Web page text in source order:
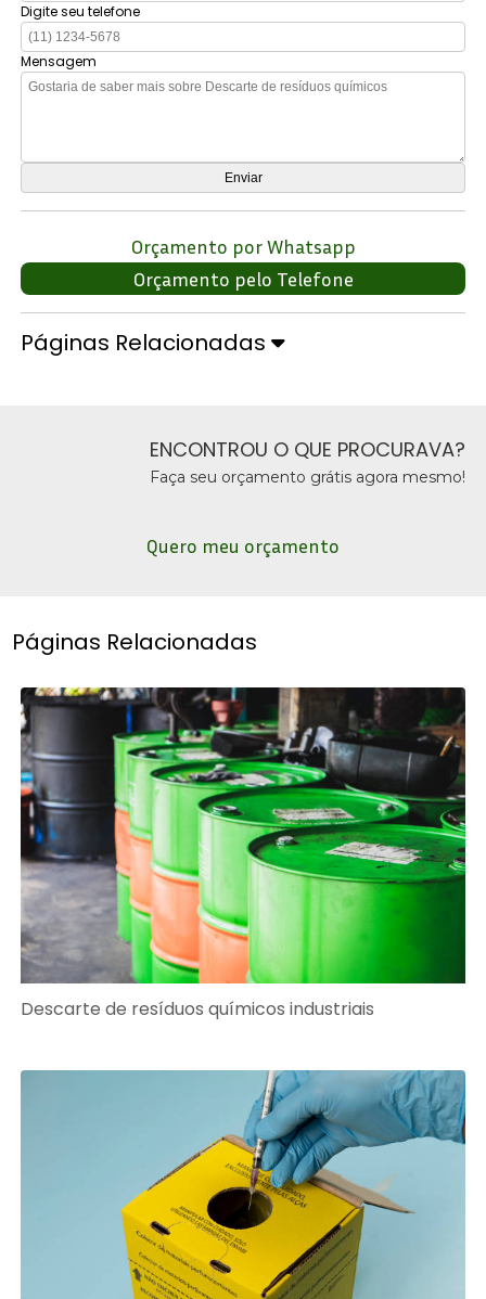
Digite seu telefone
Mensagem
Orçamento por Whatsapp
Orçamento pelo Telefone
Páginas Relacionadas
ENCONTROU O QUE PROCURAVA?
Faça seu orçamento grátis agora mesmo!
Quero meu orçamento
Páginas Relacionadas
Descarte de resíduos químicos industriais